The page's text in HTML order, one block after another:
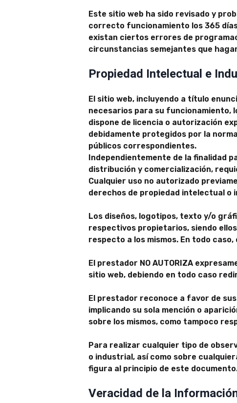
Este sitio web ha sido revisado y
correcto funcionamiento los 365
existan ciertos errores de
circunstancias semejantes que
Propiedad Intelectual e
El sitio web, incluyendo a título
necesarios para su funcionamiento,
dispone de licencia o autorización
debidamente protegidos por la
públicos correspondientes.
Independientemente de la finalidad
distribución y comercialización,
Cualquier uso no autorizado
derechos de propiedad intelectual o
Los diseños, logotipos, texto y/o
respectivos propietarios, siendo
respecto a los mismos. En todo
El prestador NO AUTORIZA
sitio web, debiendo en todo caso
El prestador reconoce a favor de
implicando su sola mención o
sobre los mismos, como tampoco
Para realizar cualquier tipo de
o industrial, así como sobre
figura al principio de este
Veracidad de la